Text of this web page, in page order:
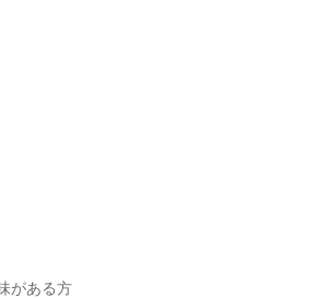
がある方